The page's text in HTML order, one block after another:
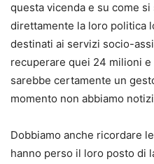
questa vicenda e su come
direttamente la loro politica
destinati ai servizi socio-
recuperare quei 24 milioni
sarebbe certamente un
momento non abbiamo
Dobbiamo anche ricordare
hanno perso il loro posto di